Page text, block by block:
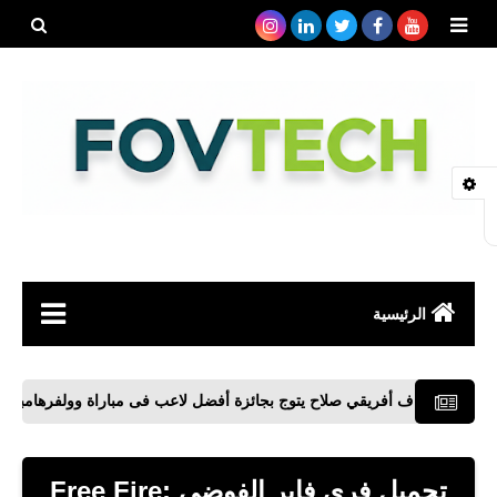
الرئيسية
مواقع
أفريقي صلاح يتوج بجائزة أفضل لاعب فى مباراة وولفرهامبتون ضد
تحميل فري فاير الفوضى Free Fire: